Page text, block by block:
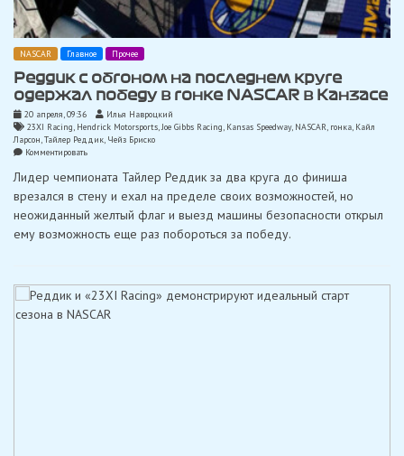
NASCAR Главное Прочее
Реддик с обгоном на последнем круге
одержал победу в гонке NASCAR в Канзасе
20 апреля, 09:36
Илья Навроцкий
23XI Racing, Hendrick Motorsports,Joe Gibbs Racing, Kansas Speedway, NASCAR, гонка, Кайл
Ларсон,Тайлер Реддик, Чейз Бриско
Комментироватьon
с
на
последнем
одержал
NASCAR
в
Канзасе
Лидер чемпионата Тайлер Реддик за два круга до финиша
врезался в стену и ехал на пределе своих возможностей, но
неожиданный желтый флаг и выезд машины безопасности открыл
ему возможность еще раз побороться за победу.